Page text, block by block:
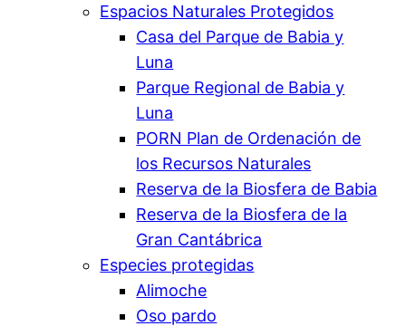
Espacios Naturales Protegidos
Casa del Parque de Babia y
Luna
Parque Regional de Babia y
Luna
PORN Plan de Ordenación de
los Recursos Naturales
Reserva de la Biosfera de Babia
Reserva de la Biosfera de la
Gran Cantábrica
Especies protegidas
Alimoche
Oso pardo